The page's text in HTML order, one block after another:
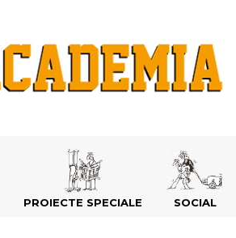
PROIECTE SPECIALE SOCIAL